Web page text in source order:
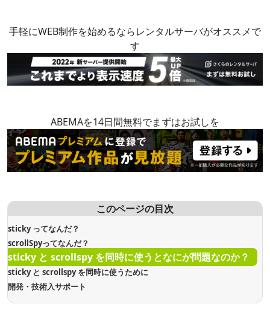
手軽にWEB制作を始めるならレンタルサーバがオススメで
す
ABEMAを14日間無料でまずはお試しを
このページの目次
sticky ってなんだ？
scrollSpyってなんだ？
sticky と scrollspy を同時に使うとなにが問題なのか？
sticky と scrollspy を同時に使うために
開発・技術入サポート